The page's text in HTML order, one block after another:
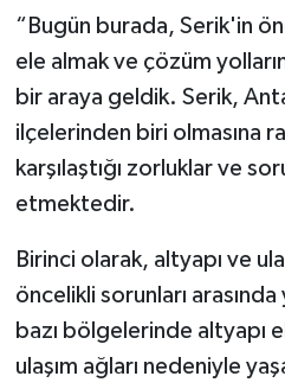
“Bugün burada, Serik'in
ele almak ve çözüm
bir araya geldik. Serik,
ilçelerinden biri olmasına
karşılaştığı zorluklar ve
etmektedir.
Birinci olarak, altyapı ve
öncelikli sorunları
bazı bölgelerinde altyapı
ulaşım ağları nedeniyle